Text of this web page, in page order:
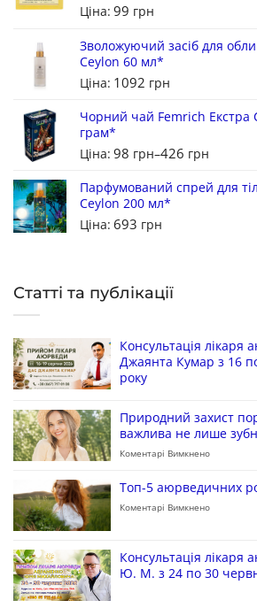
Ціна: 99 грн
Зволожуючий засіб для
Ceylon 60 мл*
Ціна: 1092 грн
Чорний чай Femrich Екстра
грам*
Ціна: 98 грн–426 грн
Парфумований спрей для
Ceylon 200 мл*
Ціна: 693 грн
Статті та публікації
Консультація лікаря
Джаянта Кумар з 16
року
Природний захист
важлива не лише
Коментарі Вимкнено
Топ-5 аюрведичних
Коментарі Вимкнено
Консультація
Ю. М. з 24 по 30